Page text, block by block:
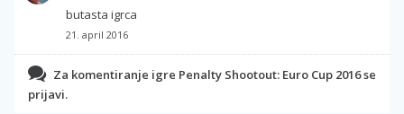
butasta igrca
21. april 2016
Za komentiranje igre Penalty Shootout: Euro Cup 2016 se
prijavi.